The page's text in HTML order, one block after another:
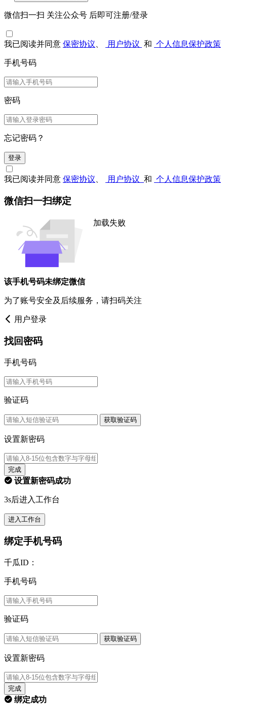
微信扫一扫 关注公众号 后即可注册/登录
我已阅读并同意 保密协议 用户协议 和 个人信息保护政策
手机号码
密码
忘记密码？
登录
我已阅读并同意 保密协议 用户协议 和 个人信息保护政策
微信扫一扫绑定
加载失败
该手机号码未绑定微信
为了账号安全及后续服务，请扫码关注
用户登录
找回密码
手机号码
验证码
获取验证码
设置新密码
完成
设置新密码成功
3s后进入工作台
进入工作台
绑定手机号码
千瓜ID：
手机号码
验证码
获取验证码
设置新密码
完成
绑定成功